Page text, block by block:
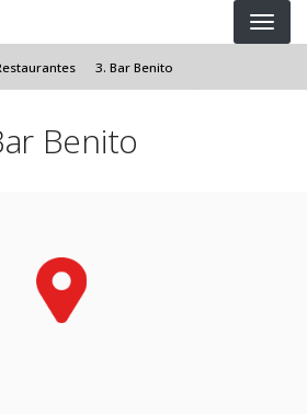
principal
Bar Benito
Benito